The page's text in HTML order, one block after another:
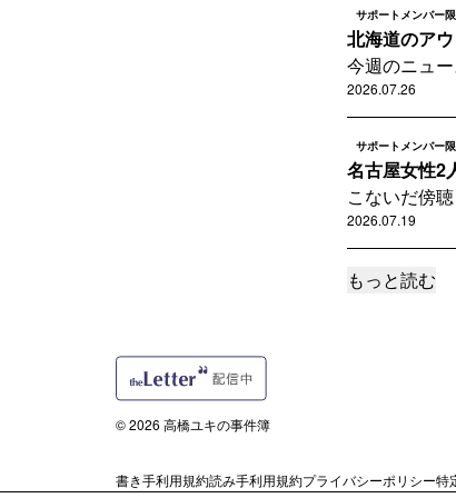
サポートメンバー
北海道のア
今週のニュ
2026.07.26
サポートメンバー
名古屋女性2
こないだ傍
2026.07.19
読者限定
2026.07.05
もっと読む
© 2026 高橋ユキの事件簿
書き手利用規約読み手利用規約プライバシーポリシー特